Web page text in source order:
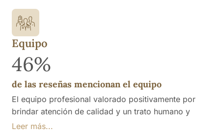
Equipo
46%
de las reseñas mencionan el equipo
El equipo profesional valorado positivamente por
brindar atención de calidad y un trato humano y
respetuoso, lo que ha sido destacado tras el cambio
Leer más...